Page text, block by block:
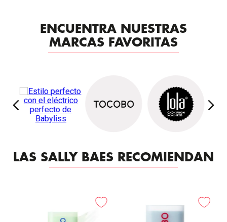
ENCUENTRA NUESTRAS
MARCAS FAVORITAS
LAS SALLY BAES RECOMIENDAN